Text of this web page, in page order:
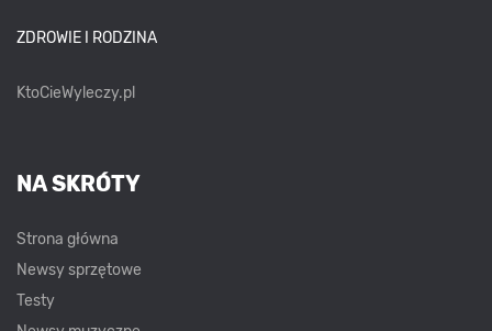
ZDROWIE I RODZINA
KtoCieWyleczy.pl
NA SKRÓTY
Strona główna
Newsy sprzętowe
Testy